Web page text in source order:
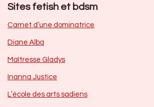
Sites fetish et bdsm
Carnet d’une dominatrice
Diane Alba
Maîtresse Gladys
Inanna Justice
L’école des arts sadiens